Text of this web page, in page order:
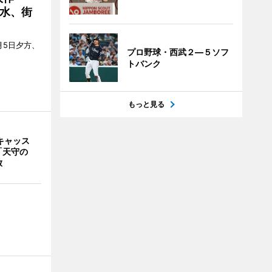
、街
日夕方、
ャッス
天守の
プロ野球・西武２―５ソフ
トバンク
もっと見る